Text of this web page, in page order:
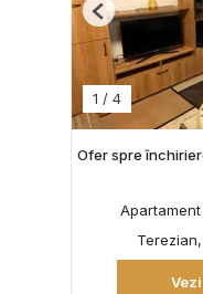
1 / 4
Previous
Ofer spre